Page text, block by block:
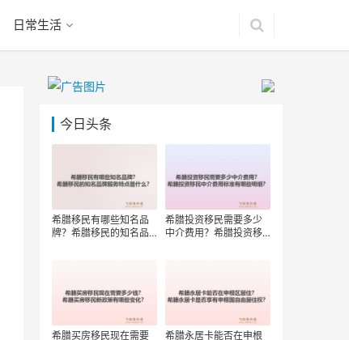
日常生活
今日头条
希腊移民有哪些知名品
牌？希腊移民的知名品
希腊投资移民需要多少
中介费用？希腊投资移
希腊买房移民现在需要
希腊永居卡能否在申根